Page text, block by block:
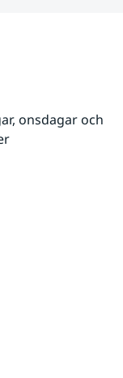
onsdagar och